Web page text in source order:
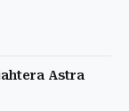
Astra